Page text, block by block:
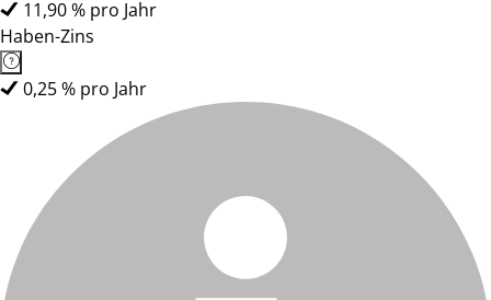
11,90 % pro Jahr
Haben-Zins
0,25 % pro Jahr